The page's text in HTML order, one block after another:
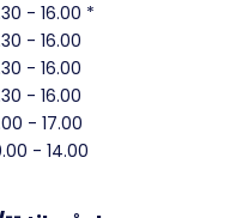
- 16.00 *
- 16.00
- 16.00
- 16.00
- 17.00
- 14.00